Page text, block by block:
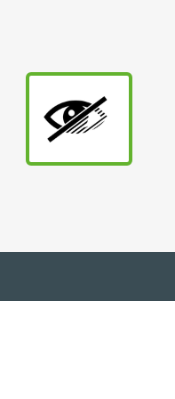
main